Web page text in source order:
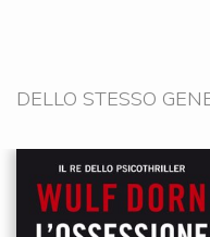
DELLO STESSO